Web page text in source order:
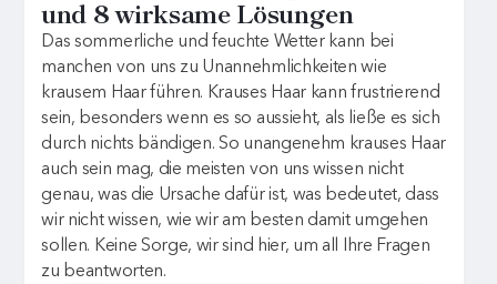
und 8 wirksame Lösungen
Das sommerliche und feuchte Wetter kann bei
manchen von uns zu Unannehmlichkeiten wie
krausem Haar führen. Krauses Haar kann frustrierend
sein, besonders wenn es so aussieht, als ließe es sich
durch nichts bändigen. So unangenehm krauses Haar
auch sein mag, die meisten von uns wissen nicht
genau, was die Ursache dafür ist, was bedeutet, dass
wir nicht wissen, wie wir am besten damit umgehen
sollen. Keine Sorge, wir sind hier, um all Ihre Fragen
zu beantworten.